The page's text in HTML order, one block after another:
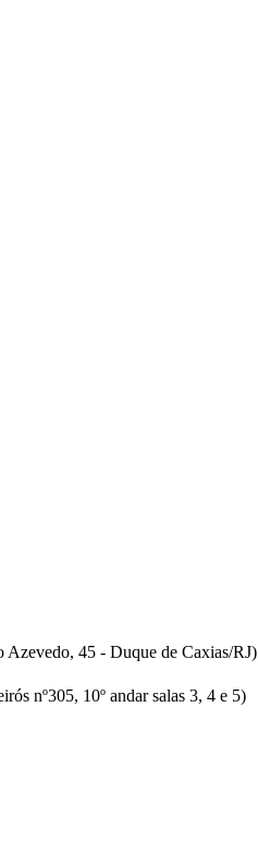
45 - Duque de Caxias/RJ)
nº305, 10º andar salas 3, 4 e 5)